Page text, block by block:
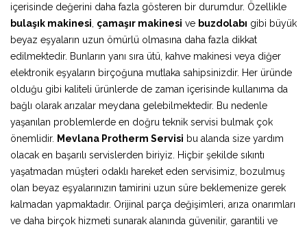
içerisinde değerini daha fazla gösteren bir durumdur. Özellikle
bulaşık makinesi çamaşır makinesi ve buzdolabı gibi büyük
beyaz eşyaların uzun ömürlü olmasına daha fazla dikkat
edilmektedir. Bunların yanı sıra ütü, kahve makinesi veya diğer
elektronik eşyaların birçoğuna mutlaka sahipsinizdir. Her üründe
olduğu gibi kaliteli ürünlerde de zaman içerisinde kullanıma da
bağlı olarak arızalar meydana gelebilmektedir. Bu nedenle
yaşanılan problemlerde en doğru teknik servisi bulmak çok
önemlidir. Mevlana Protherm Servisi bu alanda size yardım
olacak en başarılı servislerden biriyiz. Hiçbir şekilde sıkıntı
yaşatmadan müşteri odaklı hareket eden servisimiz, bozulmuş
olan beyaz eşyalarınızın tamirini uzun süre beklemenize gerek
kalmadan yapmaktadır. Orijinal parça değişimleri, arıza onarımları
ve daha birçok hizmeti sunarak alanında güvenilir, garantili ve